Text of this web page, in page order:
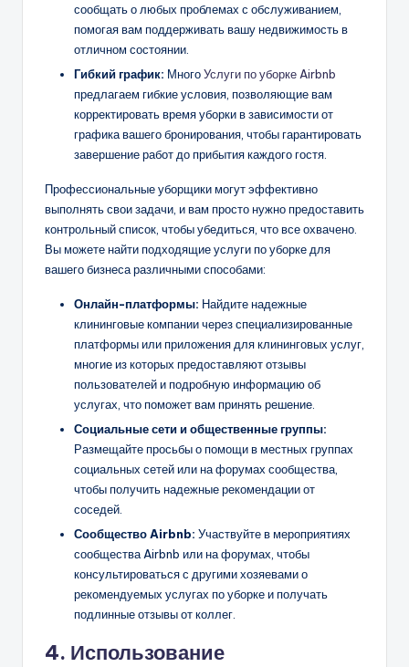
сообщать о любых проблемах с обслуживанием,
помогая вам поддерживать вашу недвижимость в
отличном состоянии.
Гибкий график: МногоУслуги по уборке Airbnb
предлагаем гибкие условия, позволяющие вам
корректировать время уборки в зависимости от
графика вашего бронирования, чтобы гарантировать
завершение работ до прибытия каждого гостя.
Профессиональные уборщики могут эффективно
выполнять свои задачи, и вам просто нужно предоставить
контрольный список, чтобы убедиться, что все охвачено.
Вы можете найти подходящие услуги по уборке для
вашего бизнеса различными способами:
Онлайн-платформы: Найдите надежные
клининговые компании через специализированные
платформы или приложения для клининговых услуг,
многие из которых предоставляют отзывы
пользователей и подробную информацию об
услугах, что поможет вам принять решение.
Социальные сетии общественные группы:
Размещайте просьбы о помощи в местных группах
социальных сетей или на форумах сообщества,
чтобы получить надежные рекомендации от
соседей.
Сообщество Airbnb: Участвуйте в мероприятиях
сообщества Airbnb или на форумах, чтобы
консультироваться с другими хозяевами о
рекомендуемых услугах по уборке и получать
подлинные отзывы от коллег.
4. Использование